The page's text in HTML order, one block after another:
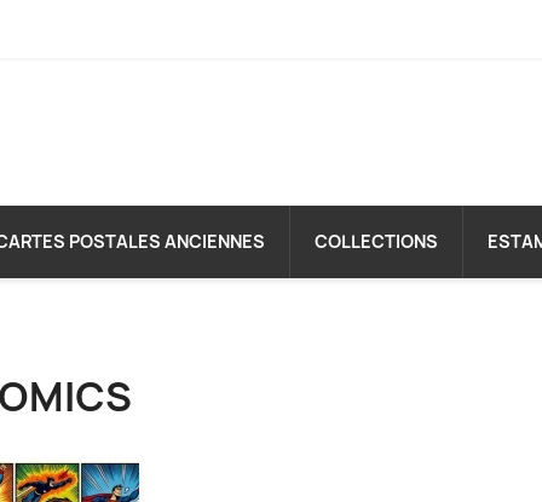
POSTALES ANCIENNES COLLECTIONS